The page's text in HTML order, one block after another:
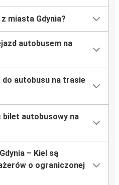
miasta Gdynia?
autobusem na
do autobusu na trasie
bilet autobusowy na
– Kiel są
o ograniczonej